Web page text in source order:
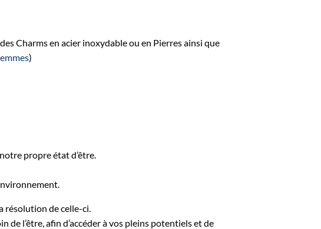
Charms en acier inoxydable ou en Pierres ainsi que
)
propre état d’être.
résolution de celle-ci.
l’être, afin d’accéder à vos pleins potentiels et de